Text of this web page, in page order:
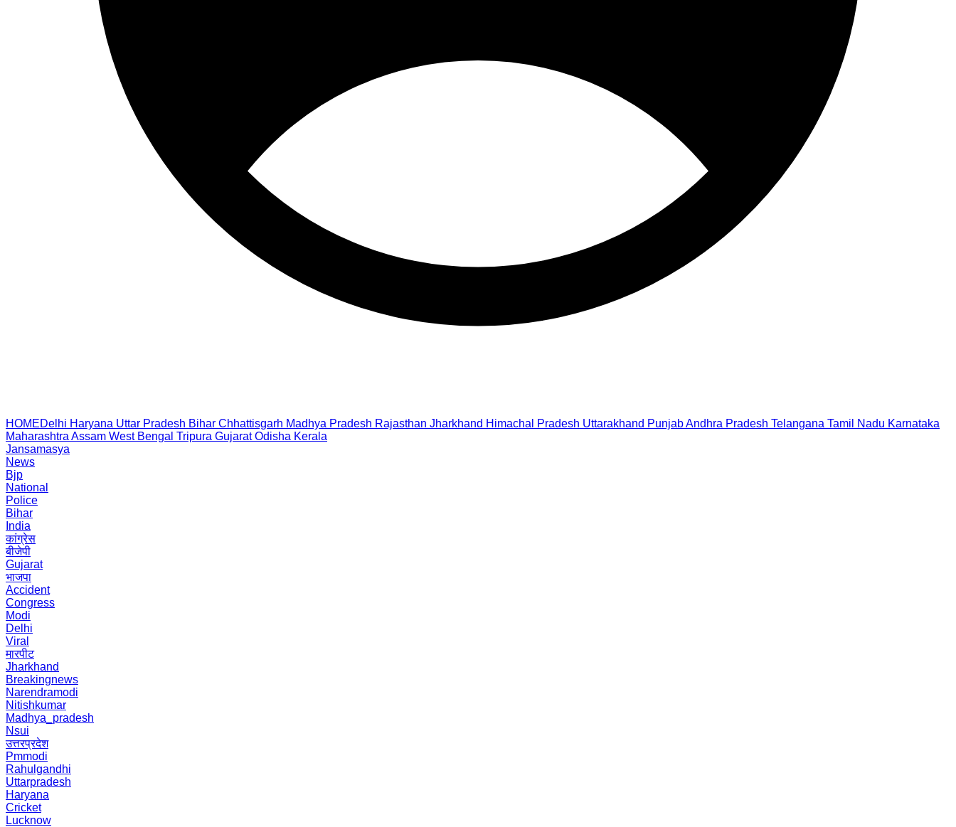
HOMEDelhi Haryana Uttar Pradesh Bihar Chhattisgarh Madhya Pradesh Rajasthan Jharkhand Himachal Pradesh Uttarakhand PunjabAndhra Pradesh Telangana Tamil Nadu Karnataka
Maharashtra Assam West Bengal Tripura Gujarat Odisha Kerala
Jansamasya
News
Bjp
National
Police
Bihar
India
कांग्रेस
बीजेपी
Gujarat
भाजपा
Accident
Congress
Modi
Delhi
Viral
मारपीट
Jharkhand
Breakingnews
Narendramodi
Nitishkumar
Madhya_pradesh
Nsui
उत्तरप्रदेश
Pmmodi
Rahulgandhi
Uttarpradesh
Haryana
Cricket
Lucknow